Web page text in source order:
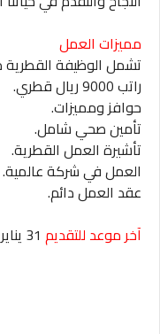
مميزات العمل
تشمل الوظيفة القطرية
راتب 9000 ريال قطري.
حوافز ومميزات.
تأمين صحي شامل.
تأشيرة العمل القطرية.
العمل في شركة عالمية.
عقد العمل دائم.
آخر موعد للتقديم 31 يناير 2024.